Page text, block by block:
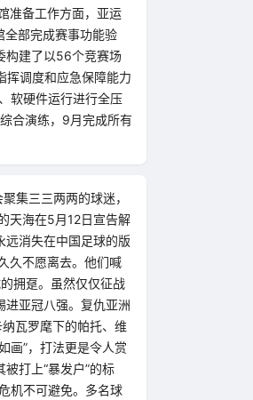
准备工作方面，亚运
部完成赛事功能验
构建了以56个竞赛场
挥调度和应急保障能力
软硬件运行进行全压
合演练，9月完成所有
集三三两两的球迷，
天海在5月12日宣告解
远消失在中国足球的版
久不愿离去。他们喊
拥趸。虽然仅仅征战
进亚冠八强。复仇亚洲
瓦罗麾下的帕托、维
画”，打法更是令人赏
打上“暴发户”的标
机不可避免。多名球